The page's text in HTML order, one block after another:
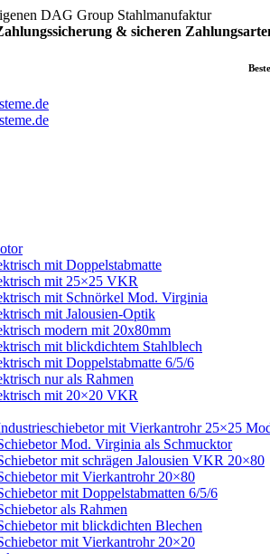
DAG Group Stahlmanufaktur
& sicheren
mit Doppelstabmatte
mit 25×25 VKR
mit Schnörkel Mod. Virginia
mit Jalousien-Optik
modern mit 20x80mm
mit blickdichtem Stahlblech
mit Doppelstabmatte 6/5/6
nur als Rahmen
mit 20×20 VKR
mit Vierkantrohr 25×25
Mod. Virginia als Schmucktor
mit schrägen Jalousien VKR 20×80
mit Vierkantrohr 20×80
mit Doppelstabmatten 6/5/6
als Rahmen
mit blickdichten Blechen
mit Vierkantrohr 20×20